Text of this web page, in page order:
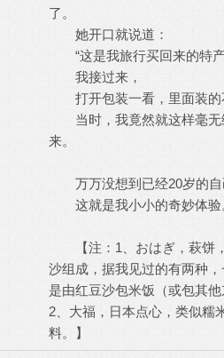
了。
她开口就说道：
“这是我旅行买回来的特产
我接过来，
打开包装一看，里面装的
当时，我竟然就这样毫无
来。
万万没想到已经20岁的自
这就是我小小的奇妙体验
【注：1、おはぎ，萩饼
沙组成，据我见过的有两种
是由红豆沙包米饭（或包其他
2、大福，日本点心，类似糯
料。】